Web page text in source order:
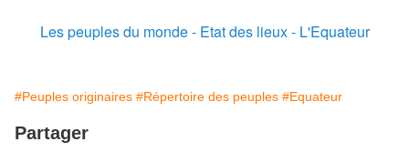
Les peuples du monde - Etat des lieux - L'Equateur
#Peuples originaires #Répertoire des peuples #Equateur
Partager